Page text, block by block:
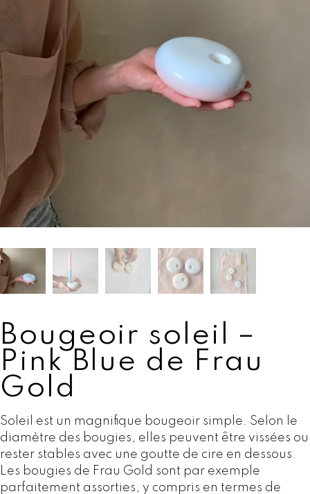
Bougeoir soleil –
Pink Blue de Frau
Gold
Soleil est un magnifique bougeoir simple. Selon le
diamètre des bougies, elles peuvent être vissées ou
rester stables avec une goutte de cire en dessous.
Les bougies de Frau Gold sont par exemple
parfaitement assorties, y compris en termes de